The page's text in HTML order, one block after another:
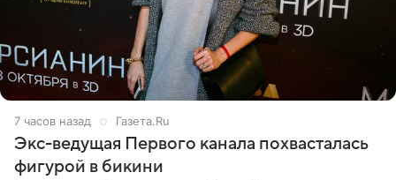
7 часов назад Газета.Ru
Экс-ведущая Первого канала похвасталась
фигурой в бикини